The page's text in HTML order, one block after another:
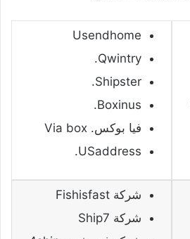
Usendhome
Qwintry.
Shipster.
Boxinus.
فيا بوكس. Via box
USaddress.
شركة Fishisfast
شركة Ship7